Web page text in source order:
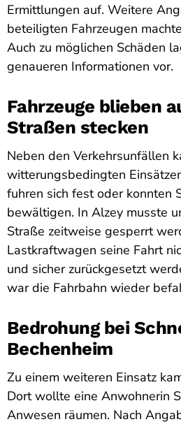
Ermittlungen auf. Weitere
beteiligten Fahrzeugen
Auch zu möglichen Schäden
genaueren Informationen vor.
Fahrzeuge blieben
Straßen stecken
Neben den Verkehrsunfällen
witterungsbedingten
fuhren sich fest oder konnten
bewältigen. In Alzey musste
Straße zeitweise gesperrt
Lastkraftwagen seine Fahrt
und sicher zurückgesetzt
war die Fahrbahn wieder
Bedrohung bei
Bechenheim
Zu einem weiteren Einsatz
Dort wollte eine Anwohnerin
Anwesen räumen. Nach